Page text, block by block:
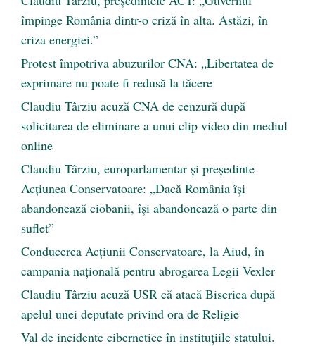
împinge România dintr-o criză în alta. Astăzi, în
criza energiei.”
Protest împotriva abuzurilor CNA: „Libertatea de
exprimare nu poate fi redusă la tăcere
Claudiu Târziu acuză CNA de cenzură după
solicitarea de eliminare a unui clip video din mediul
online
Claudiu Târziu, europarlamentar și președinte
Acțiunea Conservatoare: „Dacă România își
abandonează ciobanii, își abandonează o parte din
suflet”
Conducerea Acțiunii Conservatoare, la Aiud, în
campania națională pentru abrogarea Legii Vexler
Claudiu Târziu acuză USR că atacă Biserica după
apelul unei deputate privind ora de Religie
Val de incidente cibernetice în instituțiile statului.